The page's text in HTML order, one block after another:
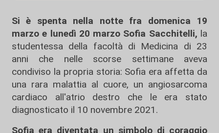
Si è spenta nella notte fra domenica 19
marzo e lunedì 20 marzo Sofia Sacchitelli, la
studentessa della facoltà di Medicina di 23
anni che nelle scorse settimane aveva
condiviso la propria storia: Sofia era affetta da
una rara malattia al cuore, un angiosarcoma
cardiaco all'atrio destro che le era stato
diagnosticato il 10 novembre 2021.
Sofia era diventata un simbolo di coraggio